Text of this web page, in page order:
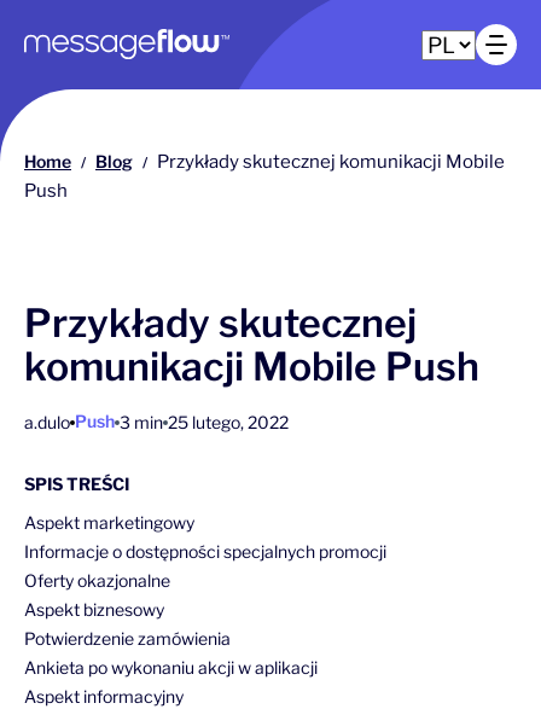
Główna nawigacja
Home / Blog / Przykłady skutecznej komunikacji Mobile
Push
Przykłady skutecznej
komunikacji Mobile Push
a.dulo Push 3 min 25 lutego, 2022
SPIS TREŚCI
Aspekt marketingowy
Informacje o dostępności specjalnych promocji
Oferty okazjonalne
Aspekt biznesowy
Potwierdzenie zamówienia
Ankieta po wykonaniu akcji w aplikacji
Aspekt informacyjny